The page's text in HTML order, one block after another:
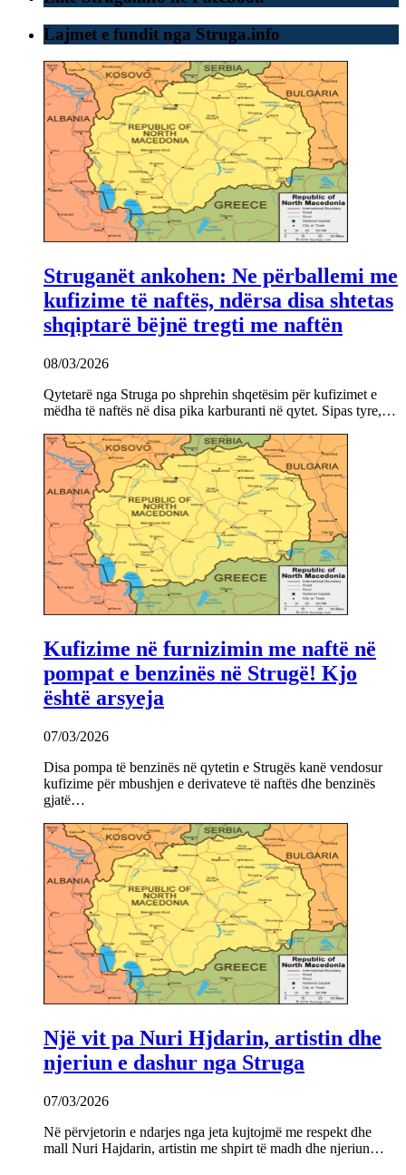
Lajmet e fundit nga Struga.info
Struganët ankohen: Ne përballemi me
kufizime të naftës, ndërsa disa shtetas
shqiptarë bëjnë tregti me naftën
08/03/2026
Qytetarë nga Struga po shprehin shqetësim për kufizimet e
mëdha të naftës në disa pika karburanti në qytet. Sipas tyre,…
Kufizime në furnizimin me naftë në
pompat e benzinës në Strugë! Kjo
është arsyeja
07/03/2026
Disa pompa të benzinës në qytetin e Strugës kanë vendosur
kufizime për mbushjen e derivateve të naftës dhe benzinës
gjatë…
Një vit pa Nuri Hjdarin, artistin dhe
njeriun e dashur nga Struga
07/03/2026
Në përvjetorin e ndarjes nga jeta kujtojmë me respekt dhe
mall Nuri Hajdarin, artistin me shpirt të madh dhe njeriun…